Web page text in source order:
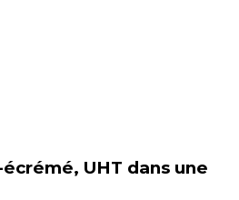
UHT dans une